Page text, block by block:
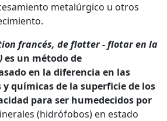
metalúrgico u otros
francés, de flotter - flotar en la
es un método de
en la diferencia en las
químicas de la superficie de los
para ser humedecidos por
(hidrófobos) en estado